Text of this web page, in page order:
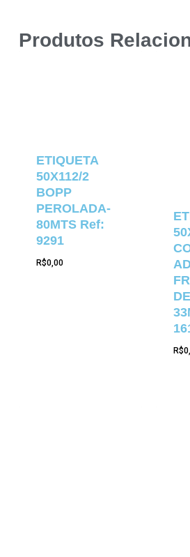
Produtos
ETIQUETA
50X112/2
BOPP
PEROLADA-
80MTS Ref:
9291
R$0,00
R$